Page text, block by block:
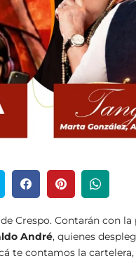
Crespo. Contarán con
André, quienes
te contamos la